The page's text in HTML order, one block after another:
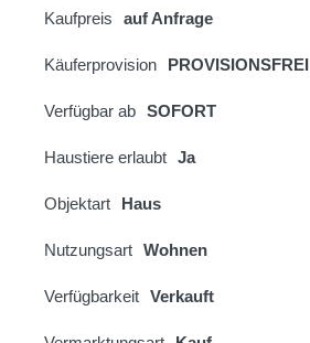
Kaufpreis auf Anfrage
Käuferprovision PROVISIONSFREI
Verfügbar ab SOFORT
Haustiere erlaubt Ja
Objektart Haus
Nutzungsart Wohnen
Verfügbarkeit Verkauft